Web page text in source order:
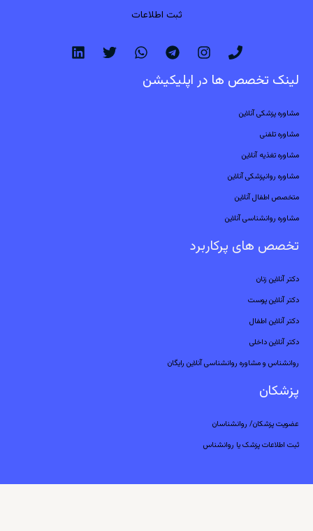
ثبت اطلاعات
لینک تخصص ها در اپلیکیشن
مشاوره پزشکی آنلاین
مشاوره تلفنی
مشاوره تغذیه آنلاین
مشاوره روانپزشکی آنلاین
متخصص اطفال آنلاین
مشاوره روانشناسی آنلاین
تخصص های پرکاربرد
دکتر آنلاین زنان
دکتر آنلاین پوست
دکتر آنلاین اطفال
دکتر آنلاین داخلی
روانشناس و مشاوره روانشناسی آنلاین رایگان
پزشکان
عضویت پزشکان/ روانشناسان
ثبت اطلاعات پزشک یا روانشناس